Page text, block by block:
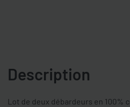
Description
Lot de deux débardeurs en